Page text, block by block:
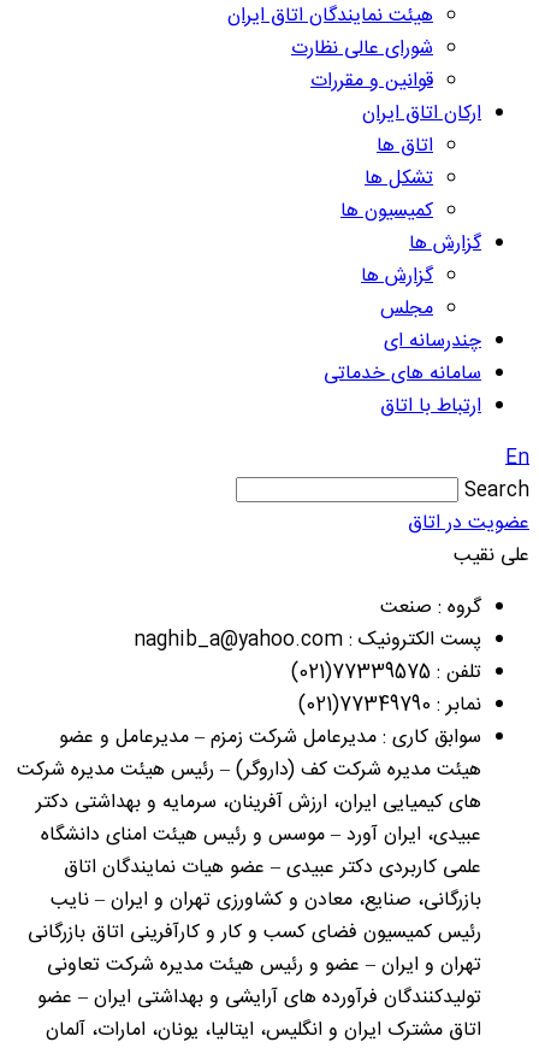
هیئت نمایندگان اتاق ایران
شورای عالی نظارت
قوانین و مقررات
ارکان اتاق ایران
اتاق ها
تشکل ها
کمیسیون ها
گزارش ها
گزارش ها
مجلس
چندرسانه ای
سامانه های خدماتی
ارتباط با اتاق
En
Search
عضویت در اتاق
علی نقیب
گروه : صنعت
پست الکترونیک : naghib_a@yahoo.com
تلفن : 77339575(021)
نمابر : 77349790(021)
سوابق کاری : مدیرعامل شرکت زمزم – مدیرعامل و عضو
هیئت مدیره شرکت کف (داروگر) – رئیس هیئت مدیره شرکت
های کیمیایی ایران، ارزش آفرینان، سرمایه و بهداشتی دکتر
عبیدی، ایران آورد – موسس و رئیس هیئت امنای دانشگاه
علمی کاربردی دکتر عبیدی – عضو هیات نمایندگان اتاق
بازرگانی، صنایع، معادن و کشاورزی تهران و ایران – نایب
رئیس کمیسیون فضای کسب و کار و کارآفرینی اتاق بازرگانی
تهران و ایران – عضو و رئیس هیئت مدیره شرکت تعاونی
تولیدکنندگان فرآورده های آرایشی و بهداشتی ایران – عضو
اتاق مشترک ایران و انگلیس، ایتالیا، یونان، امارات، آلمان